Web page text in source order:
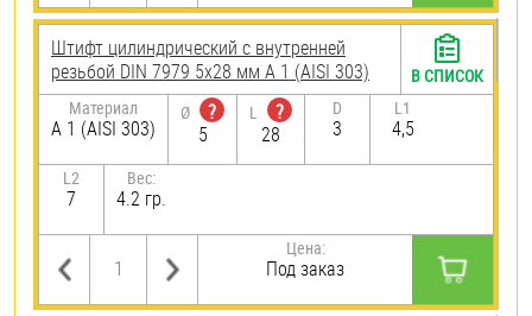
Штифт цилиндрический с внутренней
резьбой DIN 7979 5х28 мм А 1 (AISI 303)
Материал
А 1 (AISI 303)
Ø
?
5
L
?
28
D
3
L1
4,5
L2
7
Вес:
4.2 гр.
Цена:
Под заказ
В СПИСОК